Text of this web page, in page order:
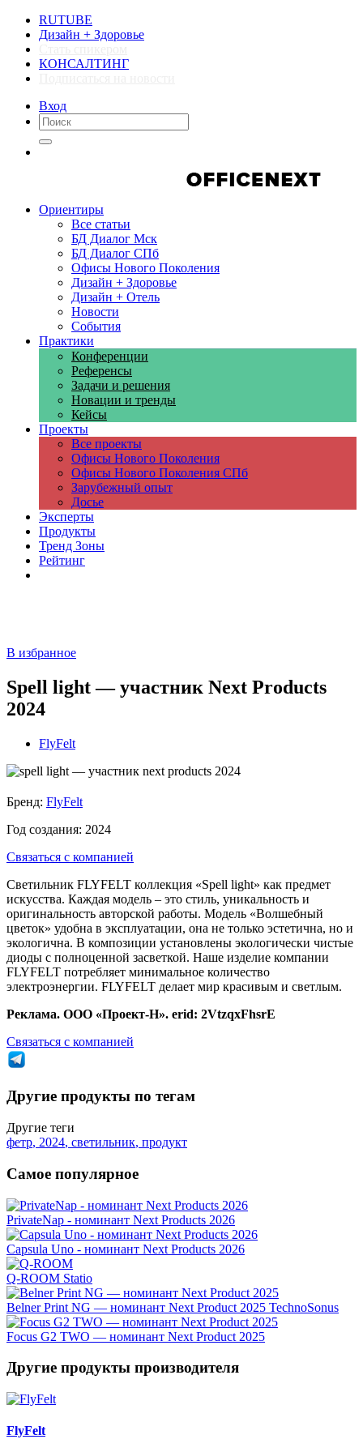
RUTUBE
Дизайн + Здоровье
КОНСАЛТИНГ
Вход
Ориентиры
Все статьи
БД Диалог Мск
БД Диалог СПб
Офисы Нового Поколения
Дизайн + Здоровье
Дизайн + Отель
Новости
События
Практики
Конференции
Референсы
Задачи и решения
Новации и тренды
Кейсы
Проекты
Все проекты
Офисы Нового Поколения
Офисы Нового Поколения СПб
Зарубежный опыт
Досье
Эксперты
Продукты
Тренд Зоны
Рейтинг
В избранное
Spell light — участник Next Products
2024
FlyFelt
Бренд: FlyFelt
Год создания: 2024
Связаться с компанией
Светильник FLYFELT коллекция «Spell light» как предмет
искусства. Каждая модель – это стиль, уникальность и
оригинальность авторской работы. Модель «Волшебный
цветок» удобна в эксплуатации, она не только эстетична, но и
экологична. В композиции установлены экологически чистые
диоды с полноценной засветкой. Наше изделие компании
FLYFELT потребляет минимальное количество
электроэнергии. FLYFELT делает мир красивым и светлым.
Реклама. ООО «Проект-Н». erid: 2VtzqxFhsrE
Связаться с компанией
Другие продукты по тегам
Другие теги
фетр, 2024, светильник, продукт
Самое популярное
PrivateNap - номинант Next Products 2026
Capsula Uno - номинант Next Products 2026
Q-ROOM Statio
Belner Print NG — номинант Next Product 2025 TechnoSonus
Focus G2 TWO — номинант Next Product 2025
Другие продукты производителя
FlyFelt